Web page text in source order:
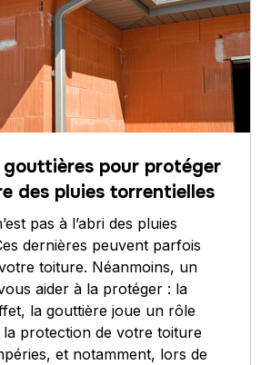
gouttières pour protéger
des pluies torrentielles
pas à l’abri des pluies
dernières peuvent parfois
toiture. Néanmoins, un
aider à la protéger : la
la gouttière joue un rôle
la protection de votre toiture
et notamment, lors de